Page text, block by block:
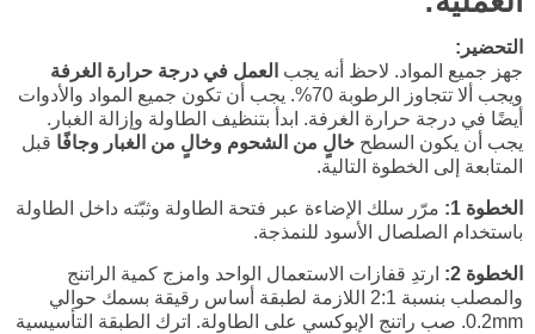
التحضير:
جهز جميع المواد. لاحظ أنه يجب العمل في درجة حرارة الغرفة
ويجب ألا تتجاوز الرطوبة 70%. يجب أن تكون جميع المواد والأدوات
أيضًا في درجة حرارة الغرفة. ابدأ بتنظيف الطاولة وإزالة الغبار.
يجب أن يكون السطح خالٍ من الشحوم وخالٍ من الغبار وجافًا قبل
المتابعة إلى الخطوة التالية.
الخطوة 1:
مرّر سلك الإضاءة عبر فتحة الطاولة وثبّته داخل الطاولة
باستخدام الصلصال الأسود للنمذجة.
الخطوة 2:
ارتدِ قفازات الاستعمال الواحد وامزج كمية الراتنج
والمصلب بنسبة 2:1 اللازمة لطبقة أساس رقيقة بسمك حوالي
0.2mm. صب راتنج الإبوكسي على الطاولة. اترك الطبقة التأسيسية